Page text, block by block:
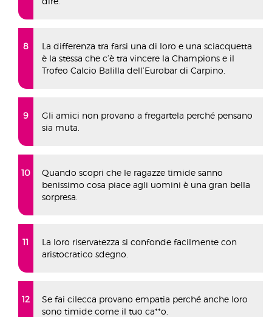
La differenza tra farsi una di loro e una sciacquetta
è la stessa che c’è tra vincere la Champions e il
Trofeo Calcio Balilla dell’Eurobar di Carpino.
Gli amici non provano a fregartela perché pensano
sia muta.
Quando scopri che le ragazze timide sanno
benissimo cosa piace agli uomini è una gran bella
sorpresa.
La loro riservatezza si confonde facilmente con
aristocratico sdegno.
Se fai cilecca provano empatia perché anche loro
sono timide come il tuo ca**o.